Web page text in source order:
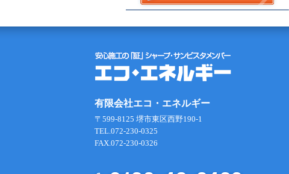
有限会社エコ・エネルギー
〒599-8125 堺市東区西野190-1
TEL.072-230-0325
FAX.072-230-0326